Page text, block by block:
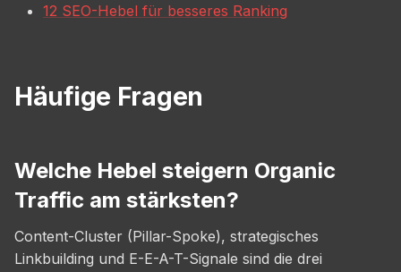
12 SEO-Hebel für besseres Ranking
Häufige Fragen
Welche Hebel steigern Organic
Traffic am stärksten?
Content-Cluster (Pillar-Spoke), strategisches
Linkbuilding und E-E-A-T-Signale sind die drei